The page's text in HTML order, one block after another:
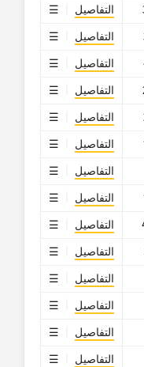
بشكل مشترك من قبل
التفاصيل
التفاصيل
التفاصيل
التفاصيل
التفاصيل
التفاصيل
التفاصيل
التفاصيل
التفاصيل
التفاصيل
التفاصيل
التفاصيل
التفاصيل
التفاصيل